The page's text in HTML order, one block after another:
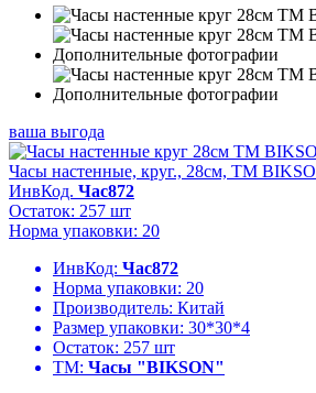
ваша выгода
Часы настенные, круг., 28см, ТМ
ИнвКод. Час872
Остаток: 257 шт
Норма упаковки: 20
ИнвКод: Час872
Норма упаковки: 20
Производитель: Китай
Размер упаковки: 30*30*4
Остаток: 257 шт
ТМ: Часы "BIKSON"